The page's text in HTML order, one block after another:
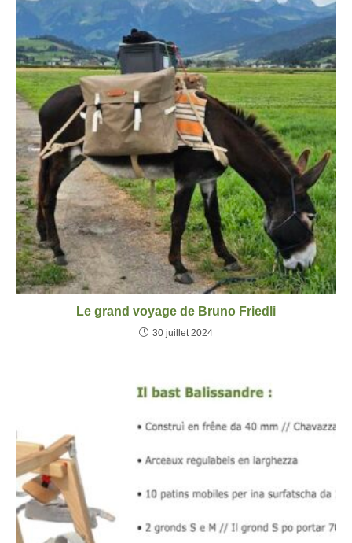
Le grand voyage de Bruno Friedli
30 juillet 2024